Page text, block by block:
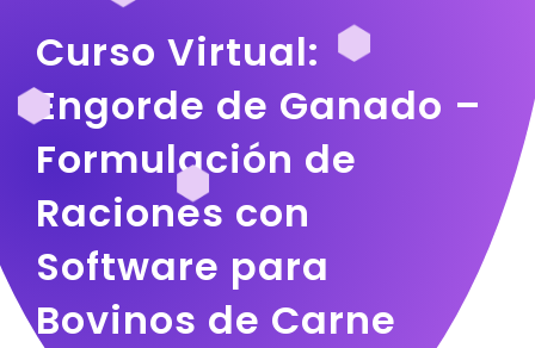
Curso Virtual:
Engorde de Ganado –
Formulación de
Raciones con
Software para
Bovinos de Carne